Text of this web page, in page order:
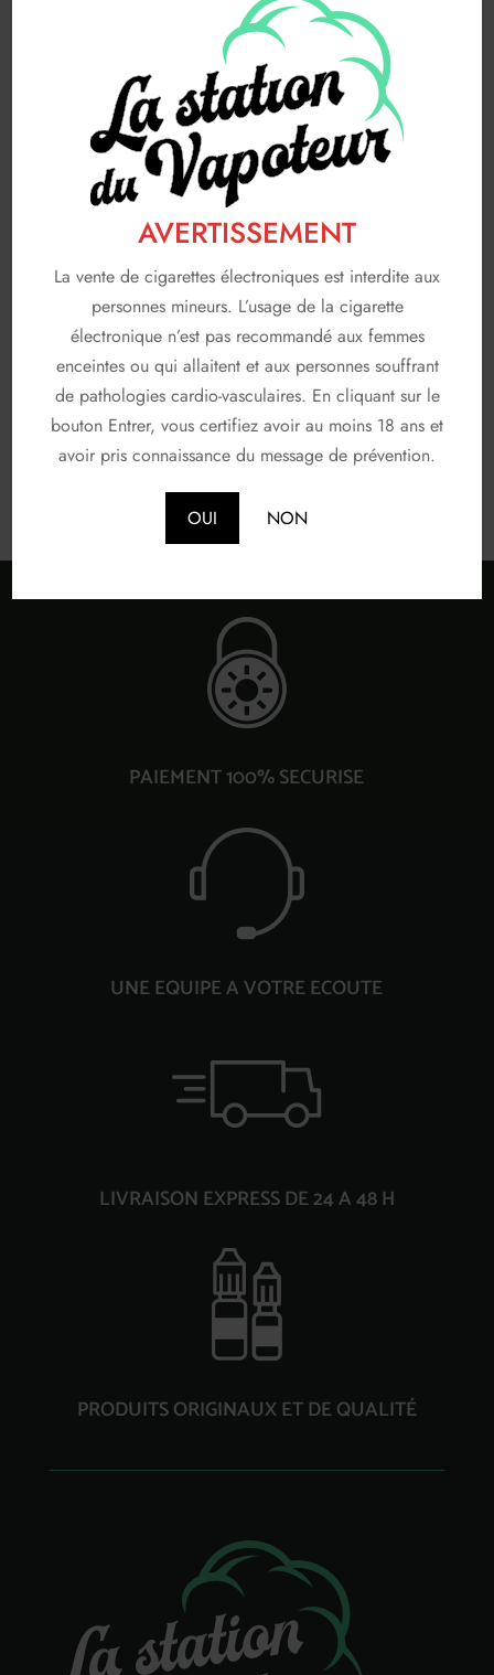
AVERTISSEMENT
La vente de cigarettes électroniques est interdite aux
personnes mineurs. L’usage de la cigarette
électronique n’est pas recommandé aux femmes
enceintes ou qui allaitent et aux personnes souffrant
de pathologies cardio-vasculaires. En cliquant sur le
bouton Entrer, vous certifiez avoir au moins 18 ans et
avoir pris connaissance du message de prévention.
OUI NON
Saveurs gourmandes 83
FABRICANTS 116
A & L 19
AVAP 5
FRUIZEE
SOLANA 3
T JUICE 3
Non classé 26
En stock
PAIEMENT 100% SECURISE
UNE EQUIPE A VOTRE ECOUTE
LIVRAISON EXPRESS DE 24 A 48 H
PRODUITS ORIGINAUX ET DE QUALITÉ